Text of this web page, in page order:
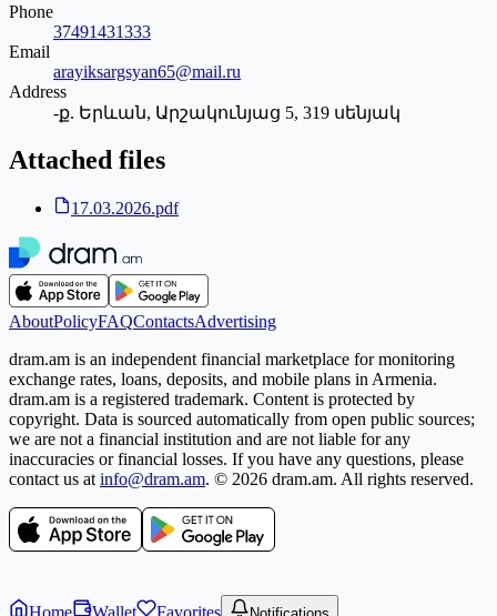
Phone
37491431333
Email
arayiksargsyan65@mail.ru
Address
-ք. Երևան, Արշակունյաց 5, 319 սենյակ
Attached files
17.03.2026.pdf
AboutPolicyFAQContactsAdvertising
dram.am is an independent financial marketplace for monitoring
exchange rates, loans, deposits, and mobile plans in Armenia.
dram.am is a registered trademark. Content is protected by
copyright. Data is sourced automatically from open public sources;
we are not a financial institution and are not liable for any
inaccuracies or financial losses. If you have any questions, please
contact us at info@dram.am. © 2026 dram.am. All rights reserved.